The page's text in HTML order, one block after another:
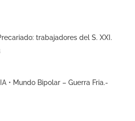
trabajadores del S. XXI.
• Mundo Bipolar – Guerra Fria.-